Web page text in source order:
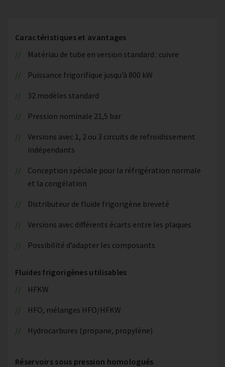
Caractéristiques et avantages
Matériau de tube en version standard : cuivre
Puissance frigorifique jusqu’à 800 kW
32 modèles standard
Pression nominale 21,5 bar
Versions avec 1, 2 ou 3 circuits de refroidissement
indépendants
Conception spéciale pour la réfrigération normale
et la congélation
Distributeur de fluide frigorigène breveté
Versions avec différents écarts entre les plaques
Possibilité d’adapter les composants
Fluides frigorigènes utilisables
HFKW
HFO, mélanges HFO/HFKW
Hydrocarbures (propane, propylène)
Réservoirs sous pression homologués